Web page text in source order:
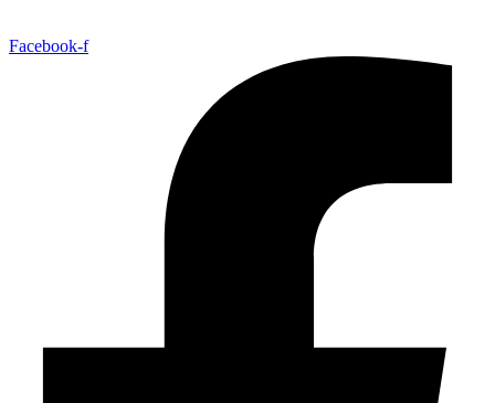
Facebook-f